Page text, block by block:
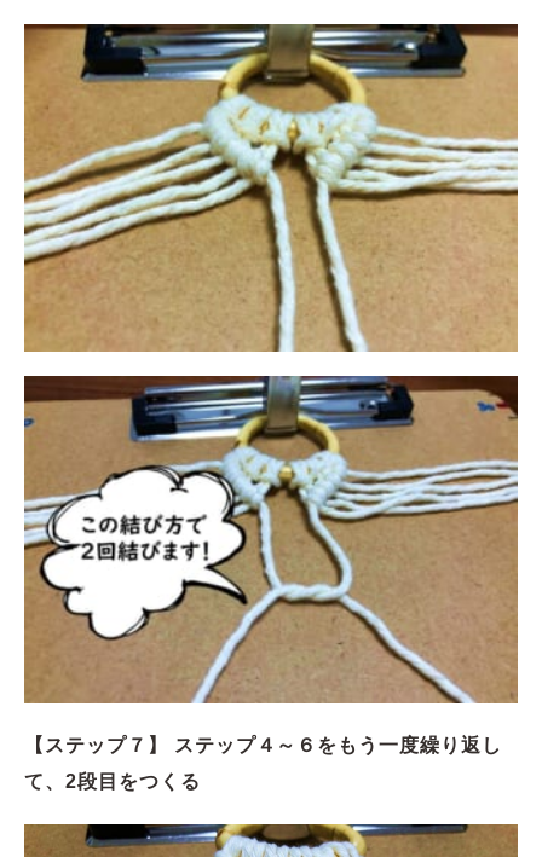
【ステップ７】 ステップ４～６をもう一度繰り返し
て、2段目をつくる